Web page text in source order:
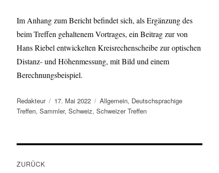
Im Anhang zum Bericht befindet sich, als Ergänzung des
beim Treffen gehaltenem Vortrages, ein Beitrag zur von
Hans Riebel entwickelten Kreisrechenscheibe zur optischen
Distanz- und Höhenmessung, mit Bild und einem
Berechnungsbeispiel.
Autor
Redakteur
Veröffentlicht
am
17. Mai 2022 Kategorien
Allgemein, Deutschsprachige
Treffen,Sammler,Schweiz,Schweizer Treffen
ZURÜCK